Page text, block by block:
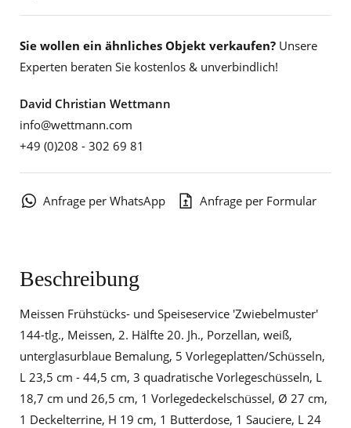
Sie wollen ein ähnliches Objekt verkaufen? Unsere
Experten beraten Sie kostenlos & unverbindlich!
David Christian Wettmann
info@wettmann.com
+49 (0)208 - 302 69 81
Anfrage per WhatsApp Anfrage per Formular
Beschreibung
Meissen Frühstücks- und Speiseservice 'Zwiebelmuster'
144-tlg., Meissen, 2. Hälfte 20. Jh., Porzellan, weiß,
unterglasurblaue Bemalung, 5 Vorlegeplatten/Schüsseln,
L 23,5 cm - 44,5 cm, 3 quadratische Vorlegeschüsseln, L
18,7 cm und 26,5 cm, 1 Vorlegedeckelschüssel, Ø 27 cm,
1 Deckelterrine, H 19 cm, 1 Butterdose, 1 Sauciere, L 24